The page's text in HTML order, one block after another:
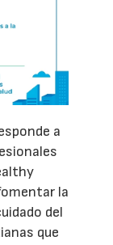
a
la
del
que